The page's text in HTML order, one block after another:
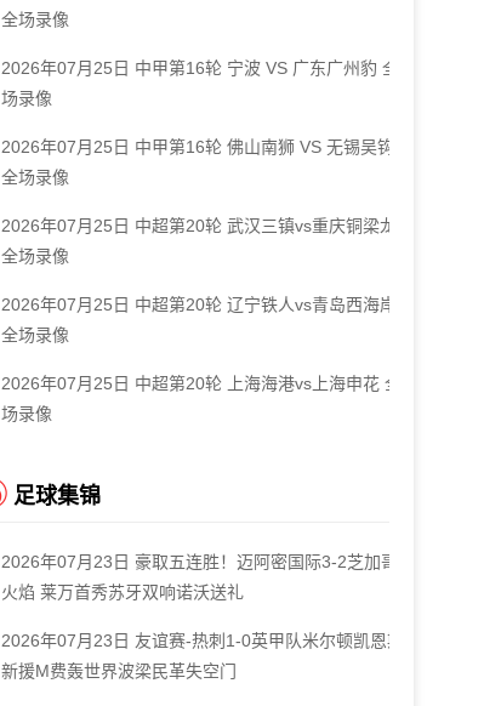
全场录像
2026年07月25日 中甲第16轮 宁波 VS 广东广州豹 全
场录像
2026年07月25日 中甲第16轮 佛山南狮 VS 无锡吴钩
全场录像
2026年07月25日 中超第20轮 武汉三镇vs重庆铜梁龙
全场录像
2026年07月25日 中超第20轮 辽宁铁人vs青岛西海岸
全场录像
2026年07月25日 中超第20轮 上海海港vs上海申花 全
场录像
足球集锦
2026年07月23日 豪取五连胜！迈阿密国际3-2芝加哥
火焰 莱万首秀苏牙双响诺沃送礼
2026年07月23日 友谊赛-热刺1-0英甲队米尔顿凯恩斯
新援M费轰世界波梁民革失空门